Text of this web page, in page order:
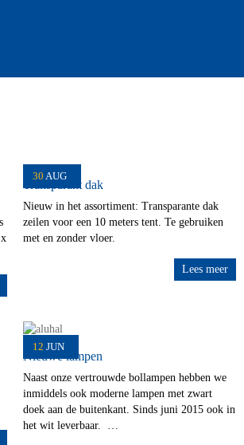
30 AUG
Transparant dak
Nieuw in het assortiment: Transparante dak
zeilen voor een 10 meters tent. Te gebruiken
met en zonder vloer.
Lees meer
12 JUN
Nieuwe lampen
Naast onze vertrouwde bollampen hebben we
inmiddels ook moderne lampen met zwart
doek aan de buitenkant. Sinds juni 2015 ook in
het wit leverbaar. …